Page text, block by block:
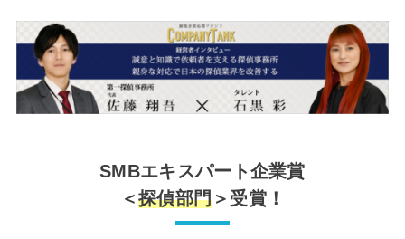
SMBエキスパート企業賞
＜探偵部門 ＞受賞！